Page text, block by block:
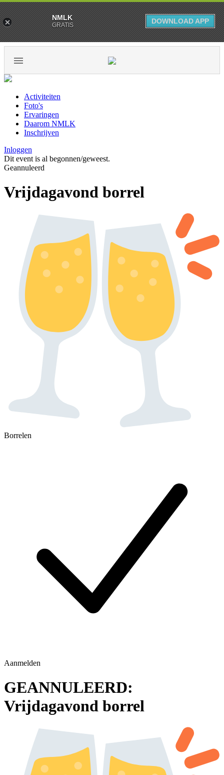
Activiteiten
Foto's
Ervaringen
Daarom NMLK
Inschrijven
Inloggen
Dit event is al begonnen/geweest.
Geannuleerd
Vrijdagavond borrel
Borrelen
Aanmelden
GEANNULEERD:
Vrijdagavond borrel
NMLK
GRATIS DOWNLOAD APP